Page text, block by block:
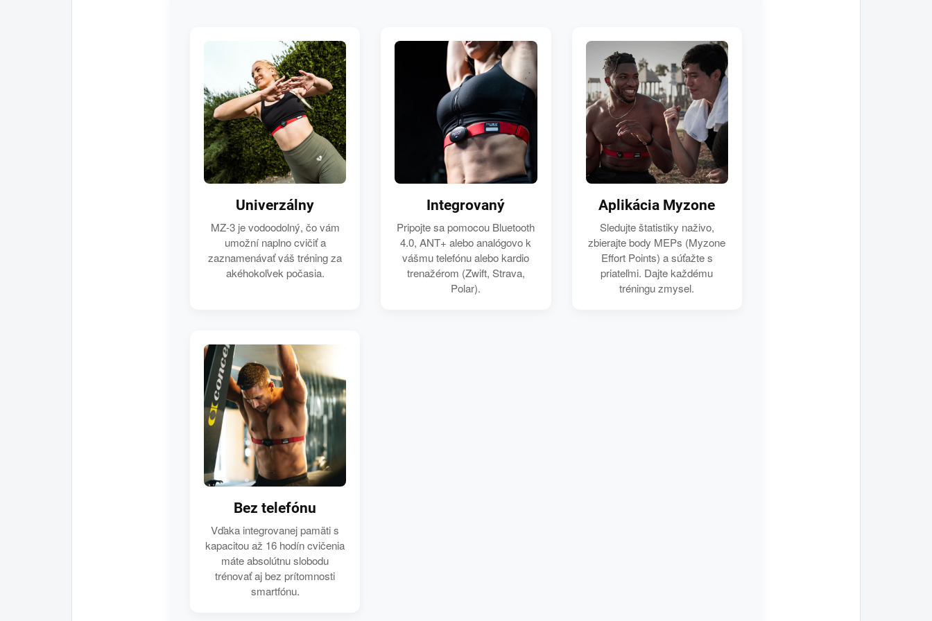
Univerzálny
MZ-3 je vodoodolný, čo vám
umožní naplno cvičiť a
zaznamenávať váš tréning za
akéhokoľvek počasia.
Integrovaný
Pripojte sa pomocou Bluetooth
4.0, ANT+ alebo analógovo k
vášmu telefónu alebo kardio
trenažérom (Zwift, Strava,
Polar).
Aplikácia Myzone
Sledujte štatistiky naživo,
zbierajte body MEPs (Myzone
Effort Points) a súťažte s
priateľmi. Dajte každému
tréningu zmysel.
Bez telefónu
Vďaka integrovanej pamäti s
kapacitou až 16 hodín cvičenia
máte absolútnu slobodu
trénovať aj bez prítomnosti
smartfónu.